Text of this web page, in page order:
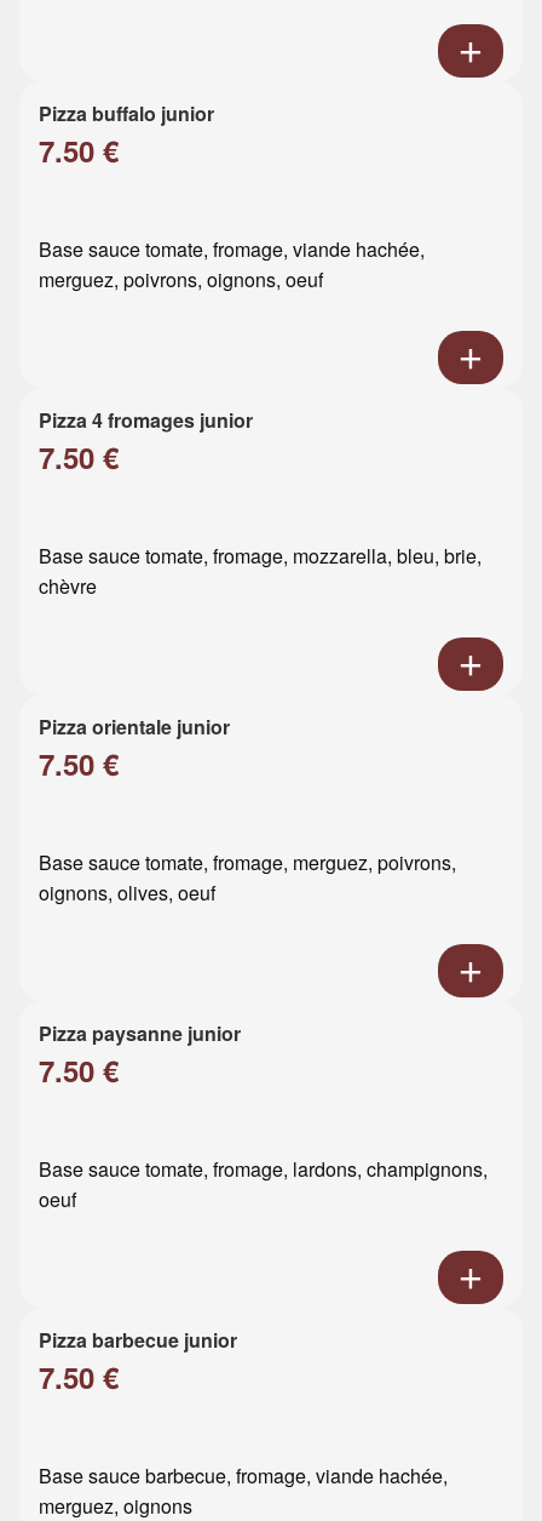
Pizza buffalo junior
7.50 €
Base sauce tomate, fromage, viande hachée,
merguez, poivrons, oignons, oeuf
Pizza 4 fromages junior
7.50 €
Base sauce tomate, fromage, mozzarella, bleu, brie,
chèvre
Pizza orientale junior
7.50 €
Base sauce tomate, fromage, merguez, poivrons,
oignons, olives, oeuf
Pizza paysanne junior
7.50 €
Base sauce tomate, fromage, lardons, champignons,
oeuf
Pizza barbecue junior
7.50 €
Base sauce barbecue, fromage, viande hachée,
merguez, oignons